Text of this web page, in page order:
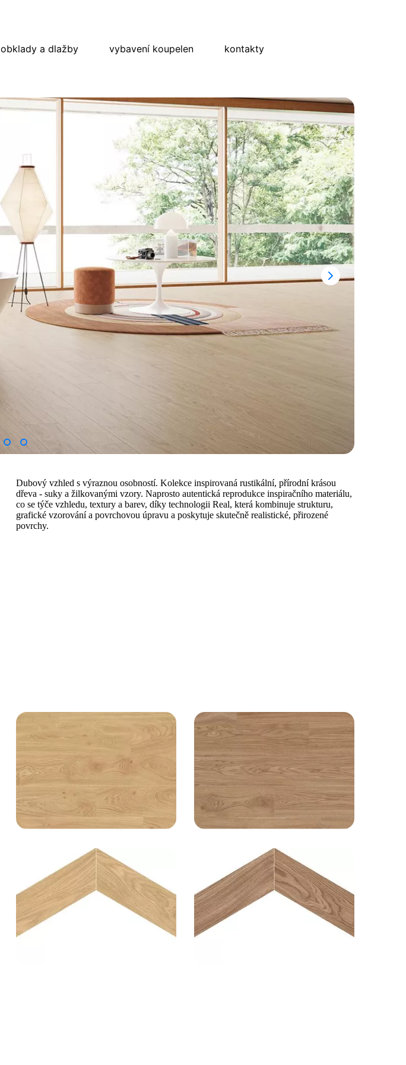
obklady a dlažby vybavení koupelen kontakty
Dubový vzhled s výraznou osobností. Kolekce inspirovaná rustikální, přírodní krásou
dřeva - suky a žilkovanými vzory. Naprosto autentická reprodukce inspiračního materiálu,
co se týče vzhledu, textury a barev, díky technologii Real, která kombinuje strukturu,
grafické vzorování a povrchovou úpravu a poskytuje skutečně realistické, přirozené
povrchy.